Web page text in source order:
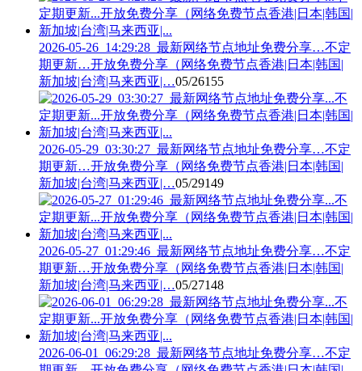
2026-05-26_14:29:28_最新网络节点地址免费分享…不定
期更新…开放免费分享（网络免费节点香港|日本|韩国|
新加坡|台湾|马来西亚|…05/26155
2026-05-29_03:30:27_最新网络节点地址免费分享…不定
期更新…开放免费分享（网络免费节点香港|日本|韩国|
新加坡|台湾|马来西亚|…05/29149
2026-05-27_01:29:46_最新网络节点地址免费分享…不定
期更新…开放免费分享（网络免费节点香港|日本|韩国|
新加坡|台湾|马来西亚|…05/27148
2026-06-01_06:29:28_最新网络节点地址免费分享…不定